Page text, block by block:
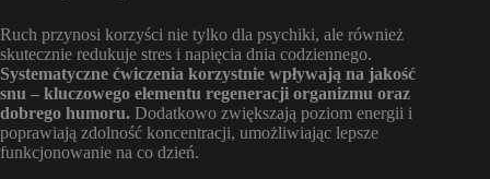
Ruch przynosi korzyści nie tylko dla psychiki, ale również
skutecznie redukuje stres i napięcia dnia codziennego.
Systematyczne ćwiczenia korzystnie wpływają na jakość
snu – kluczowego elementu regeneracji organizmu oraz
dobrego humoru. Dodatkowo zwiększają poziom energii i
poprawiają zdolność koncentracji, umożliwiając lepsze
funkcjonowanie na co dzień.